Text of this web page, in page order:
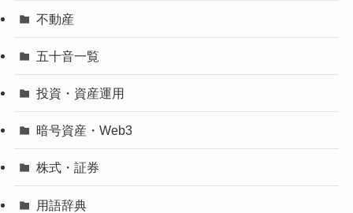
不動産
五十音一覧
投資・資産運用
暗号資産・Web3
株式・証券
用語辞典